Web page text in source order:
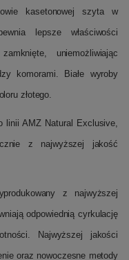
kasetonowej szyta w
lepsze właściwości
uniemożliwiając
komorami. Białe wyroby
złotego.
linii AMZ Natural Exclusive,
z najwyższej jakość
z najwyższej
odpowiednią cyrkulację
Najwyższej jakości
oraz nowoczesne metody